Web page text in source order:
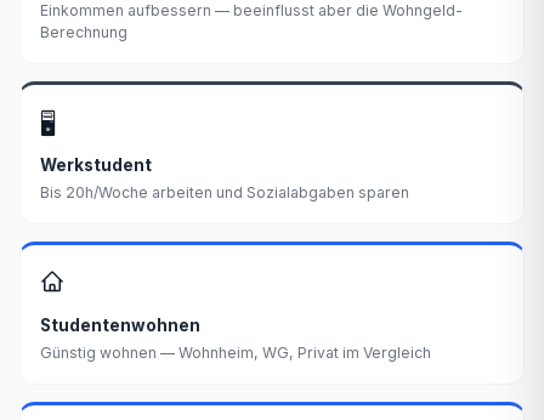
Einkommen aufbessern — beeinflusst aber die Wohngeld-
Berechnung
🖥️
Werkstudent
Bis 20h/Woche arbeiten und Sozialabgaben sparen
Studentenwohnen
Günstig wohnen — Wohnheim, WG, Privat im Vergleich